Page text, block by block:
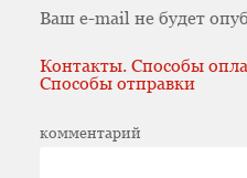
Ваш e-mail не будет
Контакты. Способы
Способы отправки
комментарий